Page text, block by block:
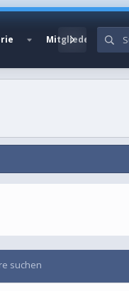
Mitglieder
suchen